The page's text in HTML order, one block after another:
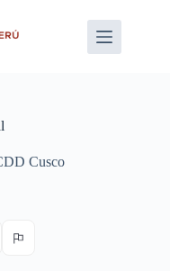
Cusco